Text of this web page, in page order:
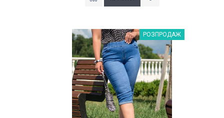
Наклейки Варіант з %РОЗПРОДАЖ